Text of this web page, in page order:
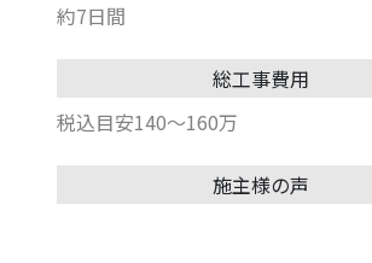
約7日間
総工事費用
税込目安140〜160万
施主様の声